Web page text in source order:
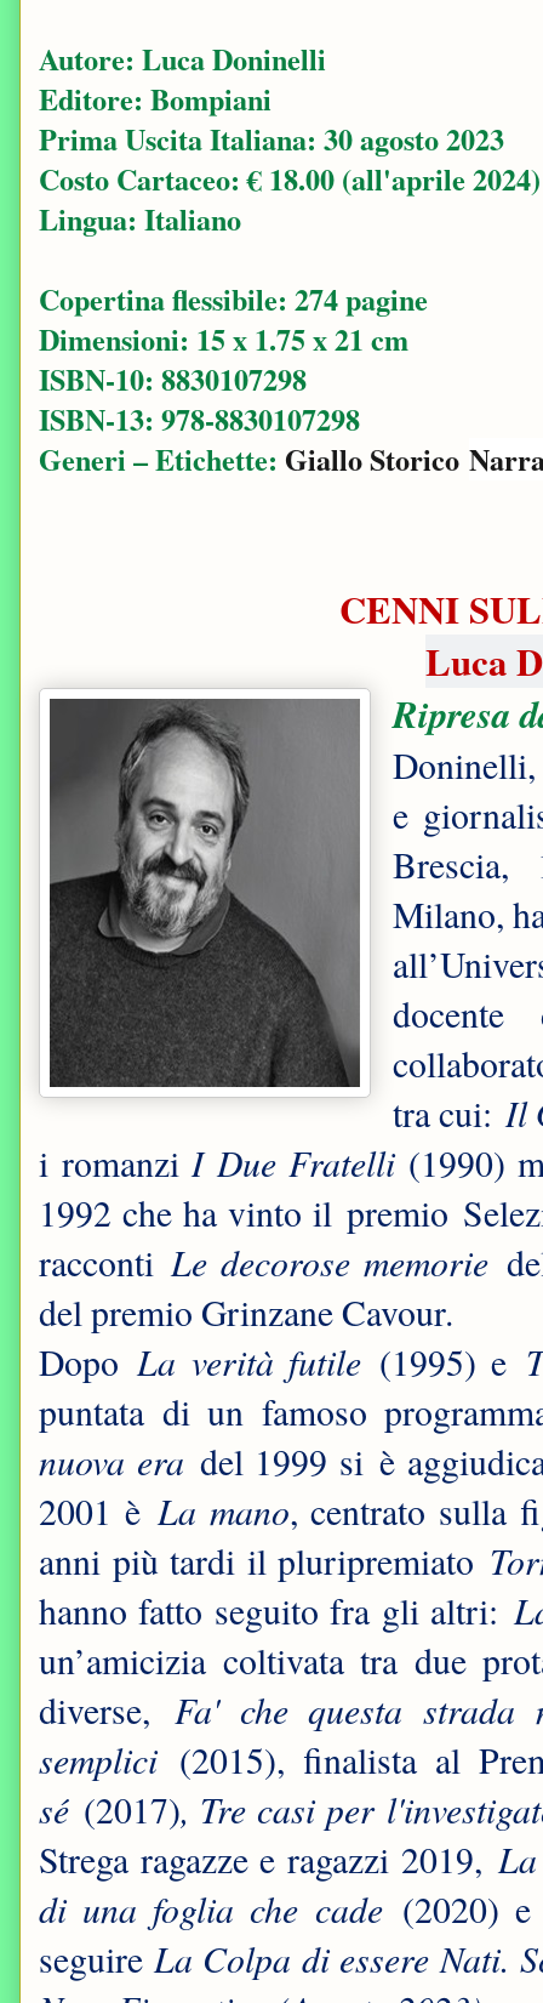
Autore: Luca Doninelli
Editore: ‎Bompiani
Prima Uscita Italiana: 30 agosto 2023
Costo Cartaceo: € 18.00 (all'aprile 2024)
Lingua: ‎Italiano
Copertina flessibile: ‎274 pagine
Dimensioni: ‎15 x 1.75 x 21 cm
ISBN-10: ‎8830107298
ISBN-13: ‎978-8830107298
Generi – Etichette: Giallo Storico
CENNI
Luca
Ripresa
Doninelli
e
Brescia,
Milano,
tra cui:Il
i romanziI Due Fratelli(1990)
1992 che ha vinto il premio
raccontiLe decorose memorie
del premio Grinzane Cavour.
DopoLa verità futile(1995) e
puntata di un famoso
nuova era del 1999 si è
2001 èLa mano, centrato sulla
anni più tardi il pluripremiato
hanno fatto seguito fra gli altri:
un’amicizia coltivata tra due
diverse, Fa' che questa strada
semplici (2015), finalista al
sé (2017), Tre casi per
Strega ragazze e ragazzi 2019,
di una foglia che cade(2020)
seguireLa Colpa di essere Nati.